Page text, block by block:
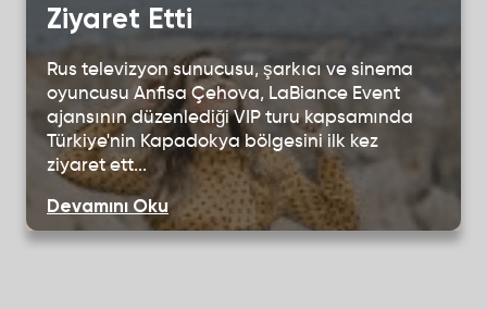
Ziyaret Etti
Rus televizyon sunucusu, şarkıcı ve sinema
oyuncusu Anfisa Çehova, LaBiance Event
ajansının düzenlediği VIP turu kapsamında
Türkiye'nin Kapadokya bölgesini ilk kez
ziyaret ett...
Devamını Oku